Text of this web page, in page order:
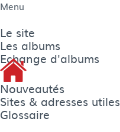
Menu
Le site
Les albums
Echange d'albums
Nouveautés
Sites & adresses utiles
Glossaire